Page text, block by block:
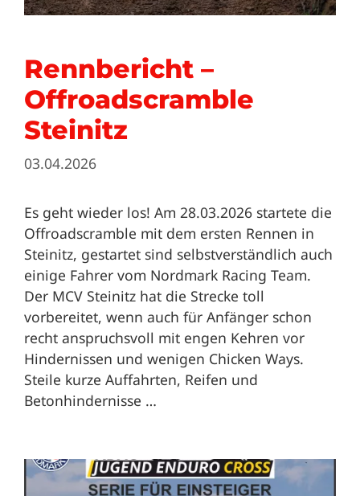
Rennbericht –
Offroadscramble
Steinitz
03.04.2026
Es geht wieder los! Am 28.03.2026 startete die
Offroadscramble mit dem ersten Rennen in
Steinitz, gestartet sind selbstverständlich auch
einige Fahrer vom Nordmark Racing Team.
Der MCV Steinitz hat die Strecke toll
vorbereitet, wenn auch für Anfänger schon
recht anspruchsvoll mit engen Kehren vor
Hindernissen und wenigen Chicken Ways.
Steile kurze Auffahrten, Reifen und
Betonhindernisse …